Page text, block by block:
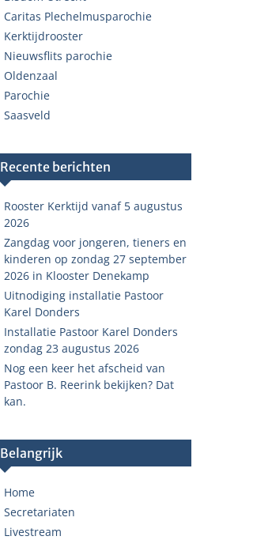
Outlook Live
Caritas Plechelmusparochie
Kerktijdrooster
Nieuwsflits parochie
Oldenzaal
Parochie
Saasveld
Recente berichten
Rooster Kerktijd vanaf 5 augustus
2026
Zangdag voor jongeren, tieners en
kinderen op zondag 27 september
2026 in Klooster Denekamp
Uitnodiging installatie Pastoor
Karel Donders
Installatie Pastoor Karel Donders
zondag 23 augustus 2026
Nog een keer het afscheid van
Pastoor B. Reerink bekijken? Dat
kan.
Belangrijk
Home
Secretariaten
Livestream